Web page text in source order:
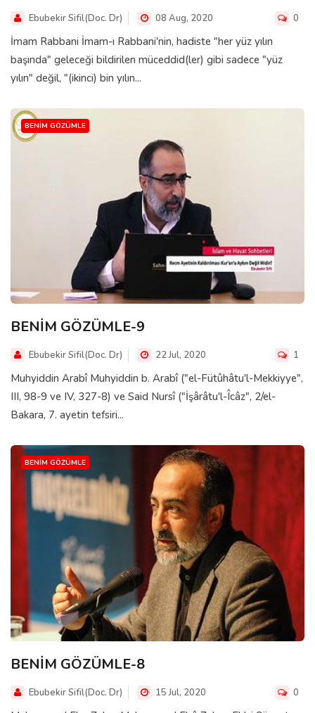
Ebubekir Sifil(Doc. Dr) 08 Aug, 2020 0
İmam Rabbani İmam-ı Rabbani'nin, hadiste "her yüz yılın
başında" geleceği bildirilen müceddid(ler) gibi sadece "yüz
yılın" değil, "(ikinci) bin yılın...
BENIM GÖZÜMLE
BENİM GÖZÜMLE-9
Ebubekir Sifil(Doc. Dr) 22 Jul, 2020 1
Muhyiddin Arabî Muhyiddin b. Arabî ("el-Fütûhâtu'l-Mekkiyye",
III, 98-9 ve IV, 327-8) ve Said Nursî ("İşârâtu'l-Îcâz", 2/el-
Bakara, 7. ayetin tefsiri...
BENIM GÖZÜMLE
BENİM GÖZÜMLE-8
Ebubekir Sifil(Doc. Dr) 15 Jul, 2020 0